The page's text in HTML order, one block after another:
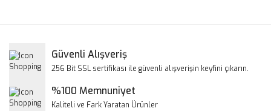
Yorum Yaz
Ürün resmi kalitesiz, bozuk veya görüntülenemiyor.
Ürün bilgilerinde hatalar bulunuyor.
Güvenli Alışveriş
256 Bit SSL sertifikası ile güvenli alışverişin keyfini çıkarın.
%100 Memnuniyet
Kaliteli ve Fark Yaratan Ürünler